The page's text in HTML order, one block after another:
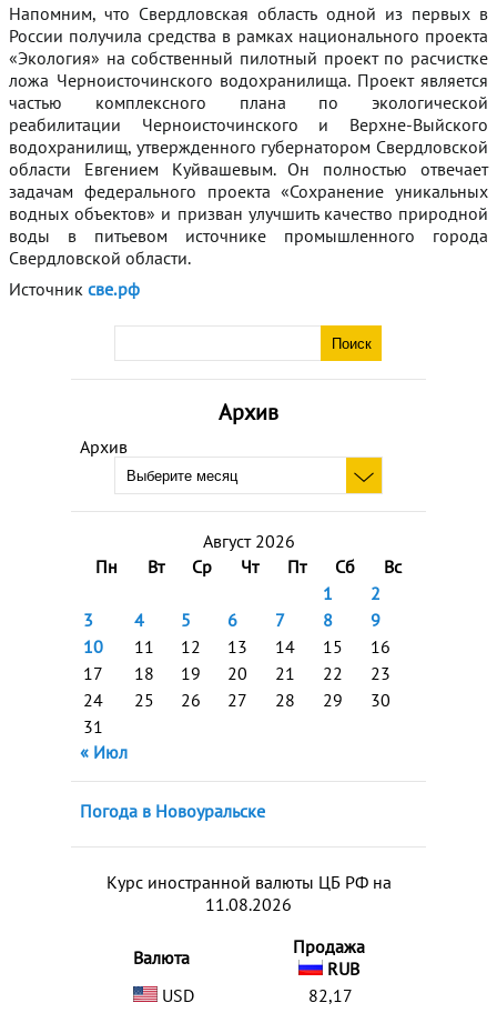
Архив
Архив
Август 2026
Пн
Вт Ср Чт Пт Сб
Вс
1
2
3
4 5 6 7 8
9
10
11 12 13 14 15
16
17
18 19 20 21 22
23
24
25 26 27 28 29
30
31
« Июл
Погода в Новоуральске
Курс иностранной валюты ЦБ РФ на
11.08.2026
Валюта
Продажа
RUB
USD
82,17
Напомним, что Свердловская область одной из первых в
России получила средства в рамках национального проекта
«Экология» на собственный пилотный проект по расчистке
ложа Черноисточинского водохранилища. Проект является
частью комплексного плана по экологической
реабилитации Черноисточинского и Верхне-Выйского
водохранилищ, утвержденного губернатором Свердловской
области Евгением Куйвашевым. Он полностью отвечает
задачам федерального проекта «Сохранение уникальных
водных объектов» и призван улучшить качество природной
воды в питьевом источнике промышленного города
Свердловской области.
Источник све.рф